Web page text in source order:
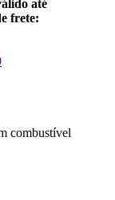
até
frete:
combustível